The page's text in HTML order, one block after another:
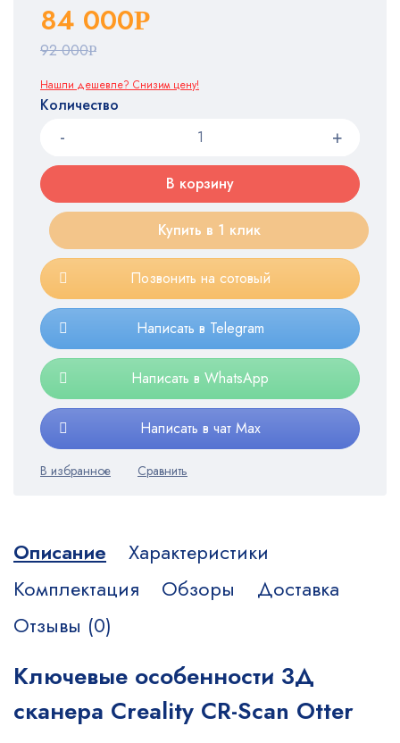
92 000Р
84 000Р
Нашли дешевле? Снизим цену!
Количество
В корзину
Купить в 1 клик
Позвонить на сотовый
Написать в Telegram
Написать в WhatsApp
Написать в чат Max
Описание
Характеристики
Комплектация
Обзоры
Доставка
Отзывы (0)
Ключевые особенности 3Д
сканера Creality CR-Scan Otter